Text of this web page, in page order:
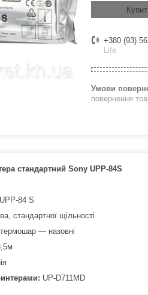
+380 (93)
Life
повернення
стандартний Sony UPP-84S
84 S
стандартної щільності
— назовні
UP-D711MD